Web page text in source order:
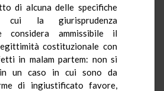
di alcuna delle specifiche
la giurisprudenza
considera ammissibile il
costituzionale con
in malam partem: non si
un caso in cui sono da
di ingiustificato favore,